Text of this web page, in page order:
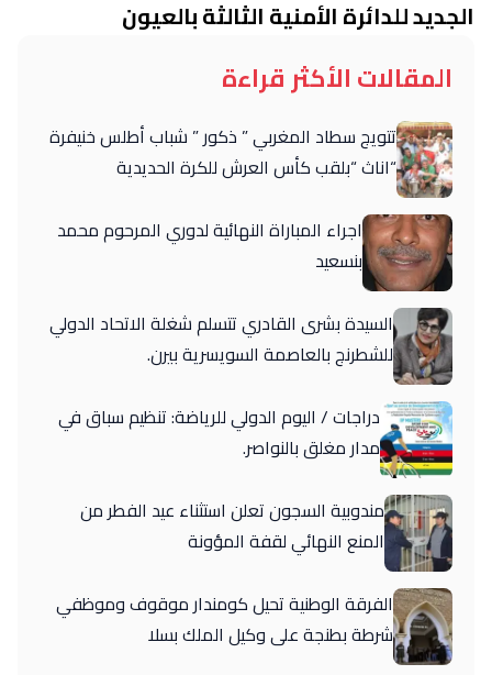
الجديد للدائرة الأمنية الثالثة بالعيون
المقالات الأكثر قراءة
تتويج سطاد المغربي ” ذكور ” شباب أطلس خنيفرة
“اناث “بلقب كأس العرش للكرة الحديدية
اجراء المباراة النهائية لدوري المرحوم محمد
بنسعيد
السيدة بشرى القادري تتسلم شغلة الاتحاد الدولي
للشطرنج بالعاصمة السويسرية بيرن.
دراجات / اليوم الدولي للرياضة: تنظيم سباق في
مدار مغلق بالنواصر.
مندوبية السجون تعلن استثناء عيد الفطر من
المنع النهائي لقفة المؤونة
الفرقة الوطنية تحيل كومندار موقوف وموظفي
شرطة بطنجة على وكيل الملك بسلا